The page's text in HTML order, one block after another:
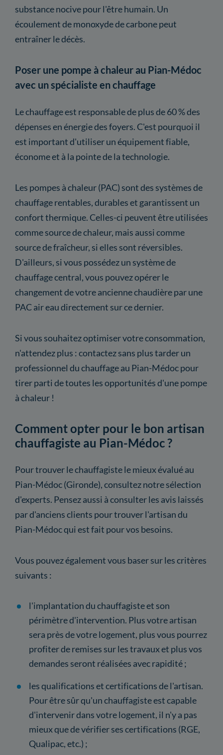
substance nocive pour l'être humain. Un
écoulement de monoxyde de carbone peut
entraîner le décès.
Poser une pompe à chaleur au Pian-Médoc
avec un spécialiste en chauffage
Le chauffage est responsable de plus de 60 % des
dépenses en énergie des foyers. C'est pourquoi il
est important d'utiliser un équipement fiable,
économe et à la pointe de la technologie.
Les pompes à chaleur (PAC) sont des systèmes de
chauffage rentables, durables et garantissent un
confort thermique. Celles-ci peuvent être utilisées
comme source de chaleur, mais aussi comme
source de fraîcheur, si elles sont réversibles.
D'ailleurs, si vous possédez un système de
chauffage central, vous pouvez opérer le
changement de votre ancienne chaudière par une
PAC air eau directement sur ce dernier.
Si vous souhaitez optimiser votre consommation,
n'attendez plus : contactez sans plus tarder un
professionnel du chauffage au Pian-Médoc pour
tirer parti de toutes les opportunités d'une pompe
à chaleur !
Comment opter pour le bon artisan
chauffagiste au Pian-Médoc ?
Pour trouver le chauffagiste le mieux évalué au
Pian-Médoc (Gironde), consultez notre sélection
d'experts. Pensez aussi à consulter les avis laissés
par d'anciens clients pour trouver l'artisan du
Pian-Médoc qui est fait pour vos besoins.
Vous pouvez également vous baser sur les critères
suivants :
l'implantation du chauffagiste et son
périmètre d'intervention. Plus votre artisan
sera près de votre logement, plus vous pourrez
profiter de remises sur les travaux et plus vos
demandes seront réalisées avec rapidité ;
les qualifications et certifications de l'artisan.
Pour être sûr qu'un chauffagiste est capable
d'intervenir dans votre logement, il n'y a pas
mieux que de vérifier ses certifications (RGE,
Qualipac, etc.) ;